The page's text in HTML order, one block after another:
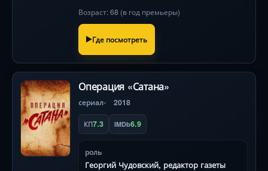
изобретает формулу мести .
Возраст: 68 (в год премьеры)
Где посмотреть
Операция «Сатана»
сериал 2018
КП7.3 IMDb6.9
роль
Георгий Чудовский, редактор газеты